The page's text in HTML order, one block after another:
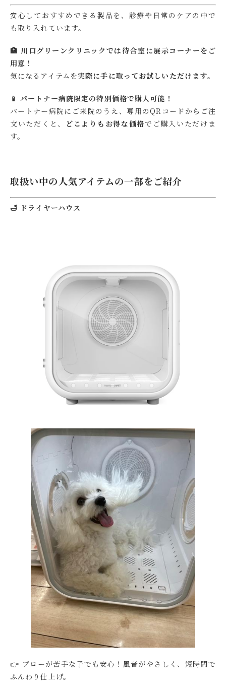
安心しておすすめできる製品を、診療や日常のケアの中で
も取り入れています。
🏥 川口グリーンクリニックでは待合室に展示コーナーをご
用意！
気になるアイテムを実際に手に取ってお試しいただけます。
📱 パートナー病院限定の特別価格で購入可能！
パートナー病院にご来院のうえ、専用のQRコードからご注
文いただくと、
どこよりもお得な価格でご購入いただけま
す。
取扱い中の人気アイテムの一部をご紹介
🛁 ドライヤーハウス
👉 ブローが苦手な子でも安心！風音がやさしく、短時間で
ふんわり仕上げ。